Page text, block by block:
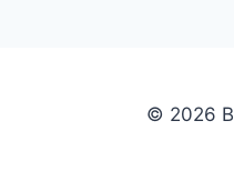
© 2026